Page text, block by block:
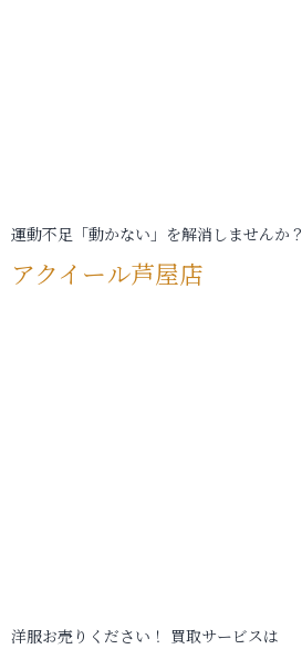
運動不足「動かない」を解消しませんか？
アクイール芦屋店
洋服お売りください！ 買取サービスは